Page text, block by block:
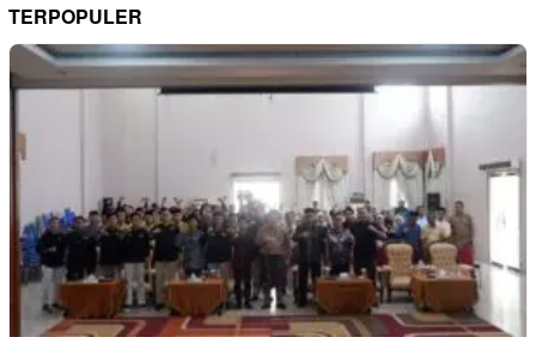
TERPOPULER